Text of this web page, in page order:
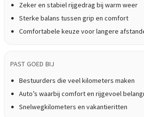
Zeker en stabiel rijgedrag bij warm weer
Sterke balans tussen grip en comfort
Comfortabele keuze voor langere
PAST GOED BIJ
Bestuurders die veel kilometers maken
Auto’s waarbij comfort en rijgevoel
Snelwegkilometers en vakantieritten